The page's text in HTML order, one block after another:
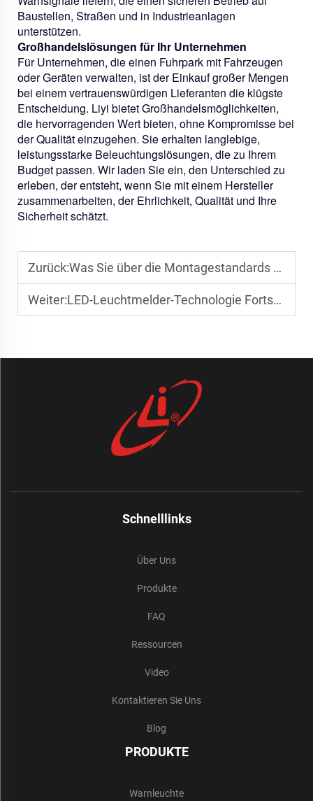
Baustellen, Straßen und in Industrieanlagen
unterstützen.
Großhandelslösungen für Ihr Unternehmen
Für Unternehmen, die einen Fuhrpark mit Fahrzeugen
oder Geräten verwalten, ist der Einkauf großer Mengen
bei einem vertrauenswürdigen Lieferanten die klügste
Entscheidung. Liyi bietet Großhandelsmöglichkeiten,
die hervorragenden Wert bieten, ohne Kompromisse bei
der Qualität einzugehen. Sie erhalten langlebige,
leistungsstarke Beleuchtungslösungen, die zu Ihrem
Budget passen. Wir laden Sie ein, den Unterschied zu
erleben, der entsteht, wenn Sie mit einem Hersteller
zusammenarbeiten, der Ehrlichkeit, Qualität und Ihre
Sicherheit schätzt.
Zurück:Was Sie über die Montagestandards für Notfallblitzleuchten wissen sollten
Weiter:LED-Leuchtmelder-Technologie Fortschritte für eine sicherere Verkehrssteuerung
Schnelllinks
Über Uns
Produkte
FAQ
Ressourcen
Video
Kontaktieren Sie Uns
Blog
PRODUKTE
Warnleuchte